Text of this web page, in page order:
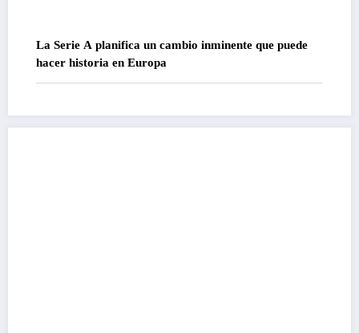
La Serie A planifica un cambio inminente que puede
hacer historia en Europa